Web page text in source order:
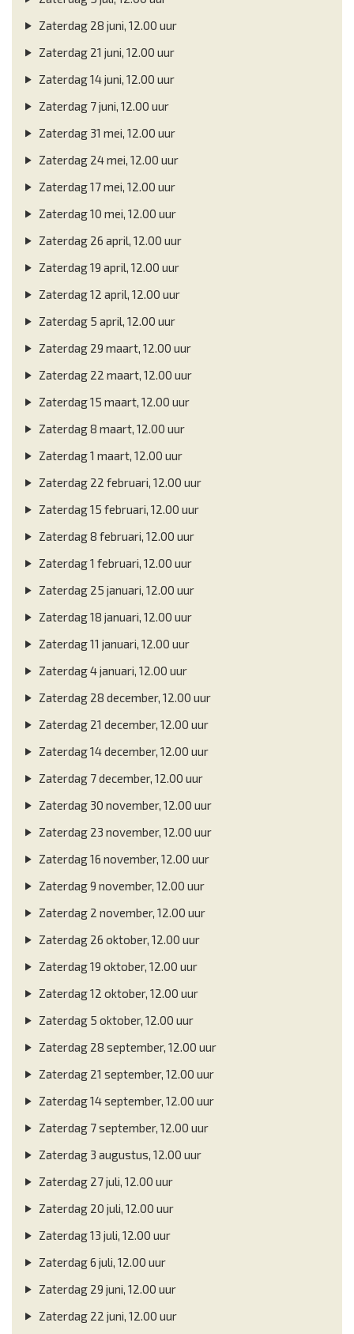
Zaterdag 28 juni, 12.00 uur
Zaterdag 21 juni, 12.00 uur
Zaterdag 14 juni, 12.00 uur
Zaterdag 7 juni, 12.00 uur
Zaterdag 31 mei, 12.00 uur
Zaterdag 24 mei, 12.00 uur
Zaterdag 17 mei, 12.00 uur
Zaterdag 10 mei, 12.00 uur
Zaterdag 26 april, 12.00 uur
Zaterdag 19 april, 12.00 uur
Zaterdag 12 april, 12.00 uur
Zaterdag 5 april, 12.00 uur
Zaterdag 29 maart, 12.00 uur
Zaterdag 22 maart, 12.00 uur
Zaterdag 15 maart, 12.00 uur
Zaterdag 8 maart, 12.00 uur
Zaterdag 1 maart, 12.00 uur
Zaterdag 22 februari, 12.00 uur
Zaterdag 15 februari, 12.00 uur
Zaterdag 8 februari, 12.00 uur
Zaterdag 1 februari, 12.00 uur
Zaterdag 25 januari, 12.00 uur
Zaterdag 18 januari, 12.00 uur
Zaterdag 11 januari, 12.00 uur
Zaterdag 4 januari, 12.00 uur
Zaterdag 28 december, 12.00 uur
Zaterdag 21 december, 12.00 uur
Zaterdag 14 december, 12.00 uur
Zaterdag 7 december, 12.00 uur
Zaterdag 30 november, 12.00 uur
Zaterdag 23 november, 12.00 uur
Zaterdag 16 november, 12.00 uur
Zaterdag 9 november, 12.00 uur
Zaterdag 2 november, 12.00 uur
Zaterdag 26 oktober, 12.00 uur
Zaterdag 19 oktober, 12.00 uur
Zaterdag 12 oktober, 12.00 uur
Zaterdag 5 oktober, 12.00 uur
Zaterdag 28 september, 12.00 uur
Zaterdag 21 september, 12.00 uur
Zaterdag 14 september, 12.00 uur
Zaterdag 7 september, 12.00 uur
Zaterdag 3 augustus, 12.00 uur
Zaterdag 27 juli, 12.00 uur
Zaterdag 20 juli, 12.00 uur
Zaterdag 13 juli, 12.00 uur
Zaterdag 6 juli, 12.00 uur
Zaterdag 29 juni, 12.00 uur
Zaterdag 22 juni, 12.00 uur